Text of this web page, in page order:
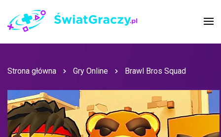
Strona główna Gry Online Brawl Bros Squad